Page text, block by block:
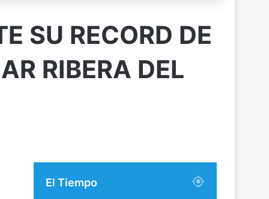
SU RECORD DE
RIBERA DEL
El Tiempo